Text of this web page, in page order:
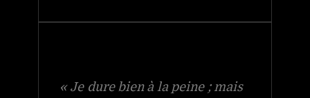
« Je dure bien à la peine ; mais